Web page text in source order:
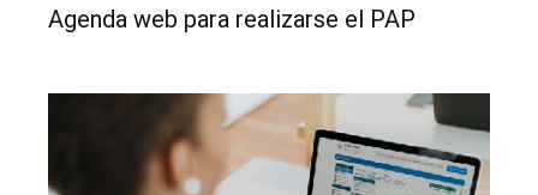
Agenda web para realizarse el PAP